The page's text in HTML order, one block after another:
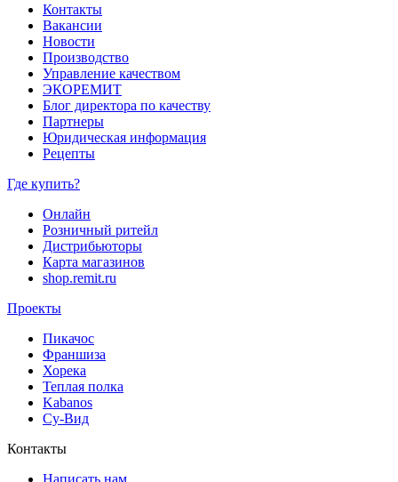
Контакты
Вакансии
Новости
Производство
Управление качеством
ЭКОРЕМИТ
Блог директора по качеству
Партнеры
Юридическая информация
Рецепты
Где купить?
Онлайн
Розничный ритейл
Дистрибьюторы
Карта магазинов
shop.remit.ru
Проекты
Пикачос
Франшиза
Хорека
Теплая полка
Kabanos
Су-Вид
Контакты
Написать нам